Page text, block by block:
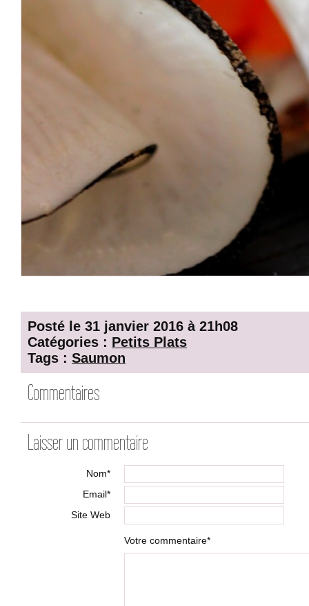
Posté le 31 janvier 2016 à 21h08
Catégories : Petits Plats
Tags : Saumon
Commentaires
Laisser un commentaire
Nom*
Email*
Site Web
Votre commentaire*